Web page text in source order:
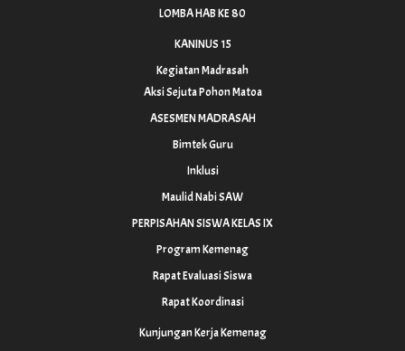
LOMBA HAB KE 80
KANINUS 15
Kegiatan Madrasah
Aksi Sejuta Pohon Matoa
ASESMEN MADRASAH
Bimtek Guru
Inklusi
Maulid Nabi SAW
PERPISAHAN SISWA KELAS IX
Program Kemenag
Rapat Evaluasi Siswa
Rapat Koordinasi
Kunjungan Kerja Kemenag